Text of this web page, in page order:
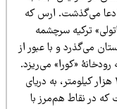
می‌گذشت. ارس که
ترکیه سرچشمه
و با عبور از
«کورا» می‌ریزد.
از مسیری به‌طول بیشتر از ۱۰ هزار کیلومتر، به دریای
هم‌مرز با